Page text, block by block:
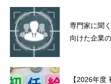
専門家に聞
向けた企業
【2026年度